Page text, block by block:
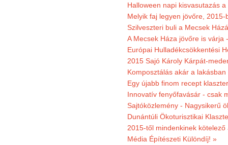
Halloween napi kisvasutazás
Melyik faj legyen jövőre,
Szilveszteri buli a Mecsek
A Mecsek Háza jövőre is várja
Európai Hulladékcsökkentési
2015 Sajó Károly Kárpát-
Komposztálás akár a lakásban
Egy újabb finom recept
Innovatív fenyőfavásár - csak
Sajtóközlemény - Nagysikerű
Dunántúli Ökoturisztikai
2015-től mindenkinek
Média Építészeti Különdíj! »